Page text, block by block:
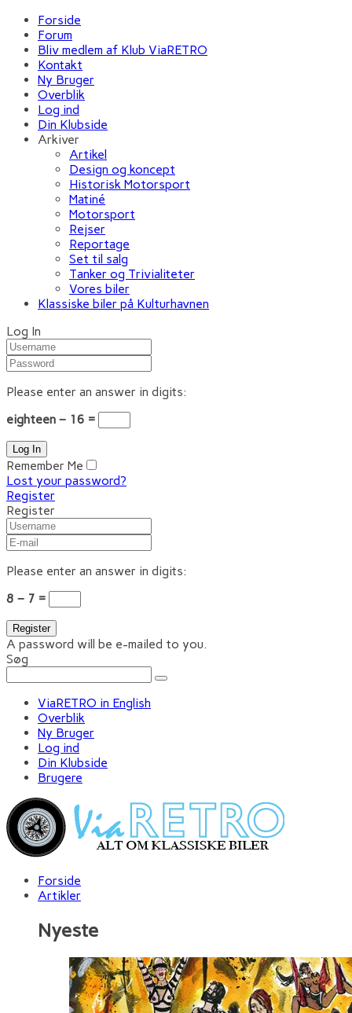
Forside
Forum
Bliv medlem af Klub ViaRETRO
Kontakt
Ny Bruger
Overblik
Log ind
Din Klubside
Arkiver
Artikel
Design og koncept
Historisk Motorsport
Matiné
Motorsport
Rejser
Reportage
Set til salg
Tanker og Trivialiteter
Vores biler
Klassiske biler på Kulturhavnen
Log In
Please enter an answer in digits:
eighteen − 16 =
Remember Me
Lost your password?
Register
Register
Please enter an answer in digits:
8 − 7 =
A password will be e-mailed to you.
Søg
ViaRETRO in English
Overblik
Ny Bruger
Log ind
Din Klubside
Brugere
Forside
Artikler
Nyeste